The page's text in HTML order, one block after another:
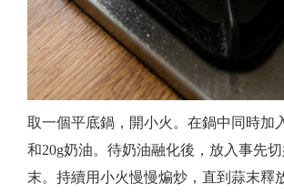
取一個平底鍋，開小火。在鍋中同時加
和20g奶油。待奶油融化後，放入事先
末。持續用小火慢慢煸炒，直到蒜末釋